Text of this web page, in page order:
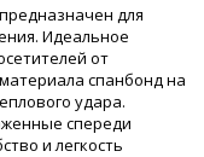
для
Идеальное
от
спанбонд на
удара.
спереди
и легкость